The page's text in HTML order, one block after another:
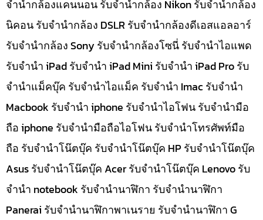
จำนำกล้องแคนนอน รับจำนำกล้อง Nikon รับจำนำกล้อง
นิคอน รับจำนำกล้อง DSLR รับจำนำกล้องดีเอสแอลอาร์
รับจำนำกล้อง Sony รับจำนำกล้องโซนี่ รับจำนำไอแพด
รับจำนำ iPad รับจำนำ iPad Mini รับจำนำ iPad Pro รับ
จำนำแม็คบุ๊ค รับจำนำไอแม็ค รับจำนำ Imac รับจำนำ
Macbook รับจำนำ iphone รับจำนำไอโฟน รับจำนำมือ
ถือ iphone รับจำนำมือถือไอโฟน รับจำนำโทรศัพท์มือ
ถือ รับจำนำโน๊ตบุ๊ค รับจำนำโน๊ตบุ๊ค HP รับจำนำโน๊ตบุ๊ค
Asus รับจำนำโน๊ตบุ๊ค Acer รับจำนำโน๊ตบุ๊ค Lenovo รับ
จำนำ notebook รับจำนำนาฬิกา รับจำนำนาฬิกา
Panerai รับจำนำนาฬิกาพาเนราย รับจำนำนาฬิกา G